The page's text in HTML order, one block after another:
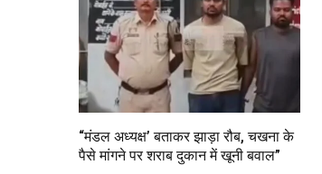
“मंडल अध्यक्ष’ बताकर झाड़ा रौब, चखना के
पैसे मांगने पर शराब दुकान में खूनी बवाल”